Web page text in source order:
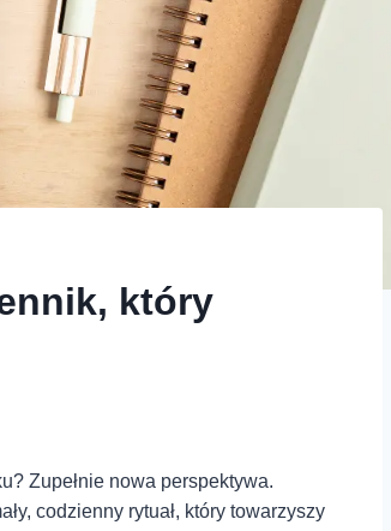
który
Zupełnie nowa perspektywa.
codzienny rytuał, który towarzyszy